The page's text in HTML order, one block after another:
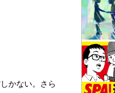
かない。さら